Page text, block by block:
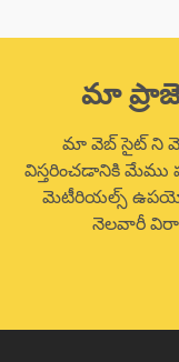
మా
మా వెబ్ సైట్ ని
విస్తరించడానికి
మెటీరియల్స్
నెలవారీ